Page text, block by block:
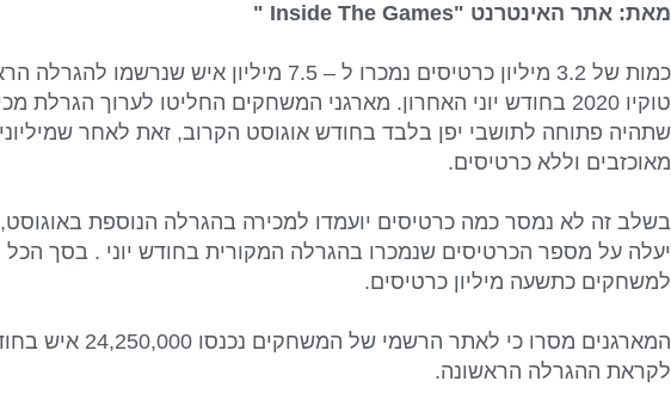
מאת: אתר האינטרנט "Inside The Games "
כמות של 3.2 מיליון כרטיסים נמכרו ל – 7.5 מיליון איש
טוקיו 2020 בחודש יוני האחרון. מארגני המשחקים החליטו לערוך
שתהיה פתוחה לתושבי יפן בלבד בחודש אוגוסט הקרוב, זאת לאחר
מאוכזבים וללא כרטיסים.
בשלב זה לא נמסר כמה כרטיסים יועמדו למכירה בהגרלה הנוספת
יעלה על מספר הכרטיסים שנמכרו בהגרלה המקורית בחודש יוני . בסך הכל
למשחקים כתשעה מיליון כרטיסים.
המארגנים מסרו כי לאתר
לקראת ההגרלה הראשונה.